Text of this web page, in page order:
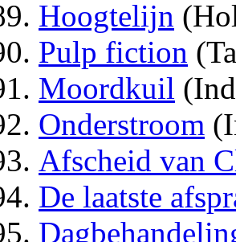
Hoogtelijn
Pulp fiction
Moordkuil
Onderstroom
Afscheid van
De laatste